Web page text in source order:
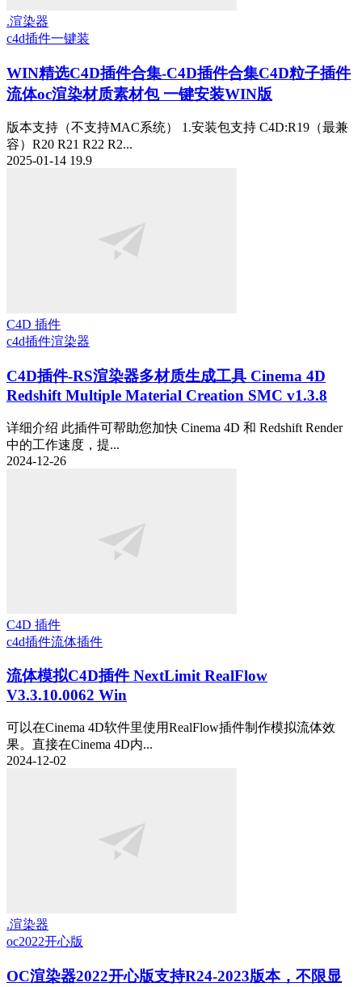
.渲染器
c4d插件一键装
WIN精选C4D插件合集-C4D插件合集C4D粒子插件
流体oc渲染材质素材包 一键安装WIN版
版本支持（不支持MAC系统） 1.安装包支持 C4D:R19（最兼
容）R20 R21 R22 R2...
2025-01-14 19.9
C4D 插件
c4d插件渲染器
C4D插件-RS渲染器多材质生成工具 Cinema 4D
Redshift Multiple Material Creation SMC v1.3.8
详细介绍 此插件可帮助您加快 Cinema 4D 和 Redshift Render
中的工作速度，提...
2024-12-26
C4D 插件
c4d插件流体插件
流体模拟C4D插件 NextLimit RealFlow
V3.3.10.0062 Win
可以在Cinema 4D软件里使用RealFlow插件制作模拟流体效
果。直接在Cinema 4D内...
2024-12-02
.渲染器
oc2022开心版
OC渲染器2022开心版支持R24-2023版本，不限显